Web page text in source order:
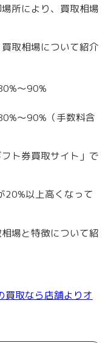
所により、買取相場
取相場について紹介
〜90%
〜90%（手数料含
ト券買取サイト 」で
20%以上高くなって
場と特徴について紹
買取なら店舗よりオ